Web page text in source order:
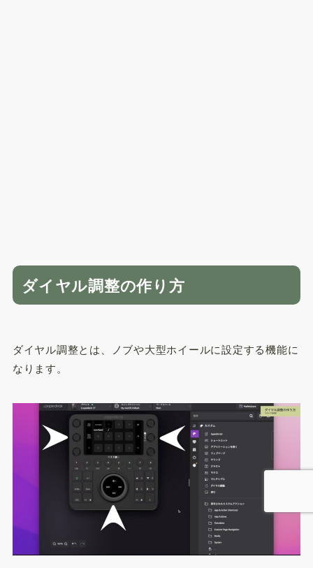
ダイヤル調整の作り方
ダイヤル調整とは、ノブや大型ホイールに設定する機能に
なります。